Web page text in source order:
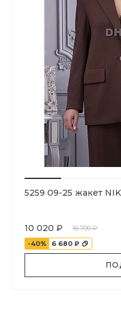
5259 09-25 жакет
10 020 ₽
16 700 ₽
-40%
6 680 ₽